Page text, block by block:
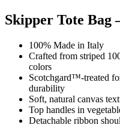
Skipper Tote Bag
100% Made in Italy
Crafted from striped
colors
Scotchgard™-treated
durability
Soft, natural canvas
Top handles in
Detachable ribbon